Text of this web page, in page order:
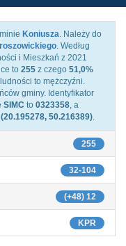
Koniusza. Należy do
. Według
i Mieszkań z 2021
to 255 z czego 51,0%
ludności to mężczyźni.
gminy. Identyfikator
SIMC to 0323358, a
(20.195278, 50.216389).
255
32-104
(+48) 12
KPR